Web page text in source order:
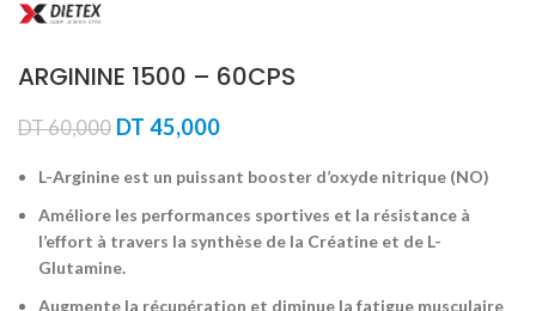
ARGININE 1500 – 60CPS
DT60,000 Le
initial
DT 60,000.
DT 45,000Le
actuel
DT 45,000.
L-Arginine est un puissant booster d’oxyde nitrique (NO)
Améliore les performances sportives et la résistance à
l’effort à travers la synthèse de la Créatine et de L-
Glutamine.
Augmente la récupération et diminue la fatigue musculaire